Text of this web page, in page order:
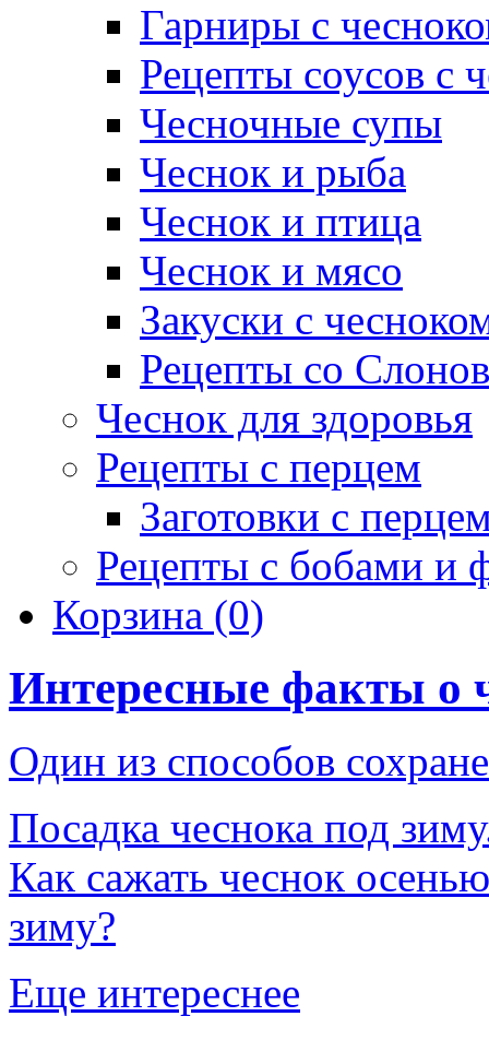
Гарниры с
Рецепты соусов с
Чесночные супы
Чеснок и рыба
Чеснок и птица
Чеснок и мясо
Закуски с
Рецепты со
Чеснок для здоровья
Рецепты с перцем
Заготовки с
Рецепты с бобами и
Корзина (0)
Интересные факты о
Один из способов
Посадка чеснока под
Как сажать чеснок
зиму?
Еще интереснее